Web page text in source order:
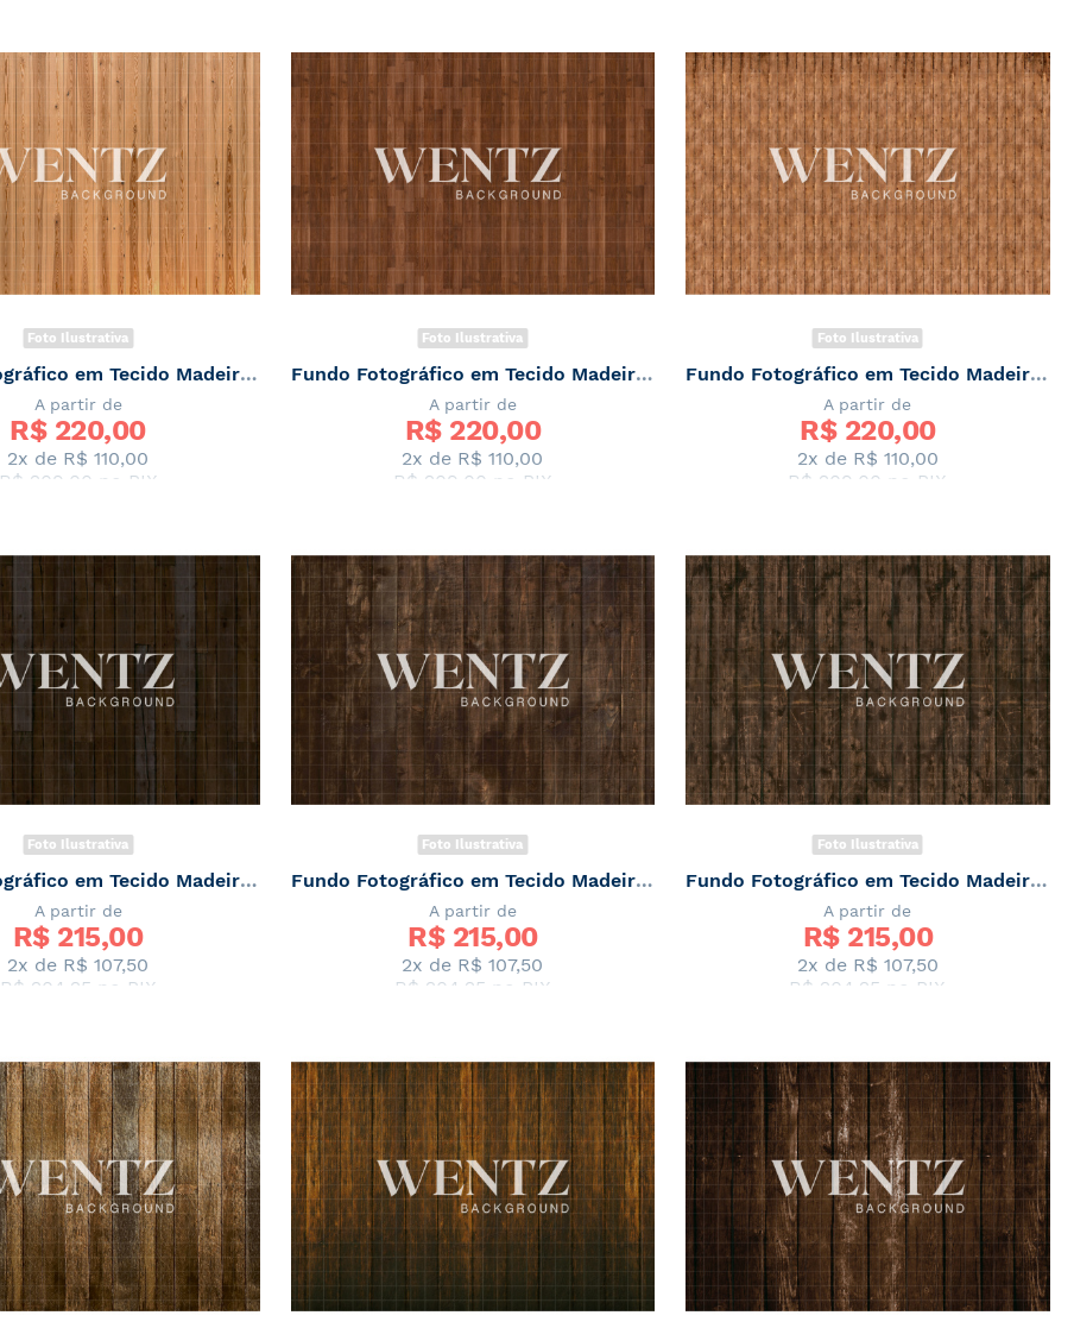
Foto Ilustrativa
Fundo Fotográfico em Tecido Madeira / Backdrop 2490
A partir de
R$ 220,00
2x de R$ 110,00
R$ 209,00 no PIX
Foto Ilustrativa
Fundo Fotográfico em Tecido Madeira / Backdrop 2444
A partir de
R$ 220,00
2x de R$ 110,00
R$ 209,00 no PIX
Foto Ilustrativa
Fundo Fotográfico em Tecido Madeira / Backdrop 2433
A partir de
R$ 220,00
2x de R$ 110,00
R$ 209,00 no PIX
Foto Ilustrativa
Fundo Fotográfico em Tecido Madeira Escura / Backdrop 2348
A partir de
R$ 215,00
2x de R$ 107,50
R$ 204,25 no PIX
Foto Ilustrativa
Fundo Fotográfico em Tecido Madeira Marrom / Backdrop 2347
A partir de
R$ 215,00
2x de R$ 107,50
R$ 204,25 no PIX
Foto Ilustrativa
Fundo Fotográfico em Tecido Madeira Marrom / Backdrop 2346
A partir de
R$ 215,00
2x de R$ 107,50
R$ 204,25 no PIX